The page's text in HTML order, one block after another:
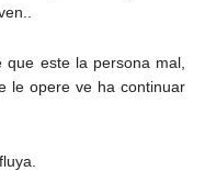
este la persona mal,
le opere ve ha continuar